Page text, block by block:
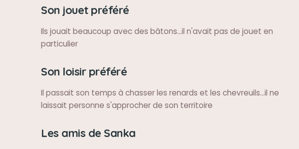
Son jouet préféré
Ils jouait beaucoup avec des bâtons...il n'avait pas de jouet en
particulier
Son loisir préféré
Il passait son temps à chasser les renards et les chevreuils...il ne
laissait personne s'approcher de son territoire
Les amis de Sanka